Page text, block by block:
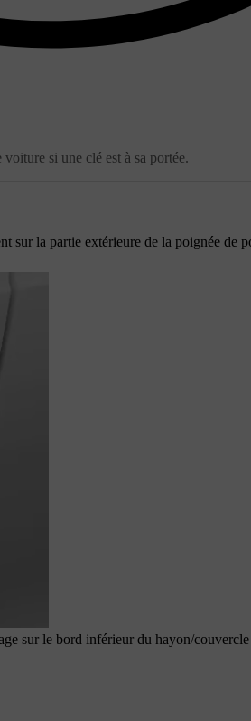
si une clé est à sa portée.
sur la partie extérieure de la poignée de
sur le bord inférieur du hayon/